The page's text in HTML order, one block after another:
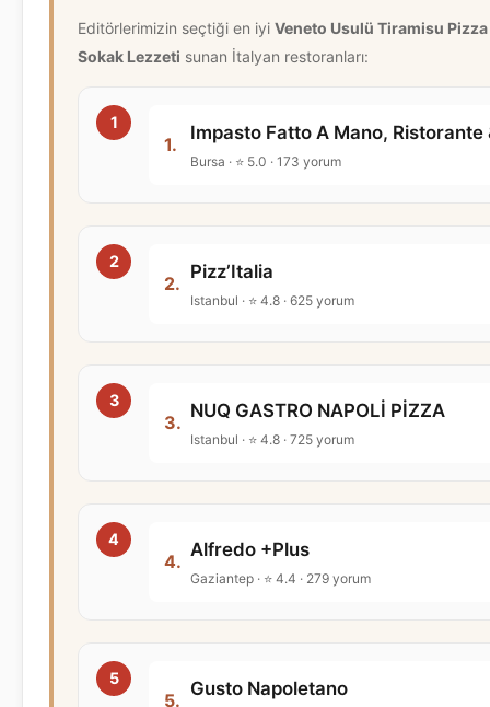
Editörlerimizin seçtiği en iyi Veneto Usulü Tiramisu
Sokak Lezzeti sunan İtalyan restoranları:
1.
Impasto Fatto A Mano, Ristorante
Bursa · ⭐ 5.0 · 173 yorum
2.
Pizz’Italia
Istanbul · ⭐ 4.8 · 625 yorum
3.
NUQ GASTRO NAPOLİ PİZZA
Istanbul · ⭐ 4.8 · 725 yorum
4.
Alfredo +Plus
Gaziantep · ⭐ 4.4 · 279 yorum
5.
Gusto Napoletano